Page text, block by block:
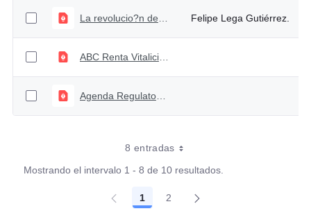
Felipe Lega Gutiérrez.
ABC Renta Vitalicia Inmobiliaria
Agenda Regulatoria 2020 - modificada en Consejo Directivo de septiembre 2020
8 entradas
Mostrando el intervalo 1 - 8 de 10 resultados.
Página
1 Página
2